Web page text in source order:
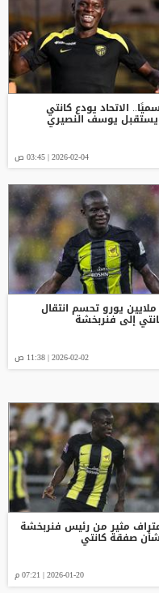
الاتحاد يودع كانتي
يوسف النصيري
2026-02-04 | 03:45 ص
4 ملايين يورو تحسم انتقال
إلى فنربخشة
2026-02-02 | 11:38 ص
مثير من رئيس فنربخشة
صفقة كانتي
2026-01-20 | 07:21 م